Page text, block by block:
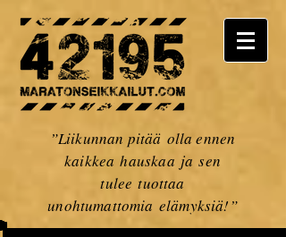
”Liikunnan pitää olla ennen
kaikkea hauskaa ja sen
tulee tuottaa
unohtumattomia elämyksiä!”